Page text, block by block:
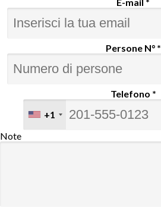
Persone N° *
Telefono *
+1
Note